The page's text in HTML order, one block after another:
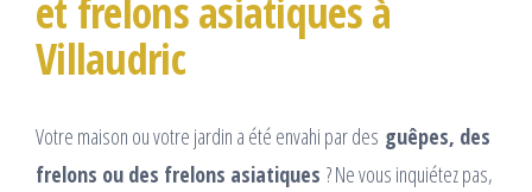
et frelons asiatiques à
Villaudric
Votre maison ou votre jardin a été envahi par des guêpes, des
frelons ou des frelons asiatiques ? Ne vous inquiétez pas,